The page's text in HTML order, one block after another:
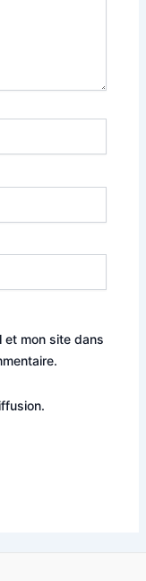
et mon site dans